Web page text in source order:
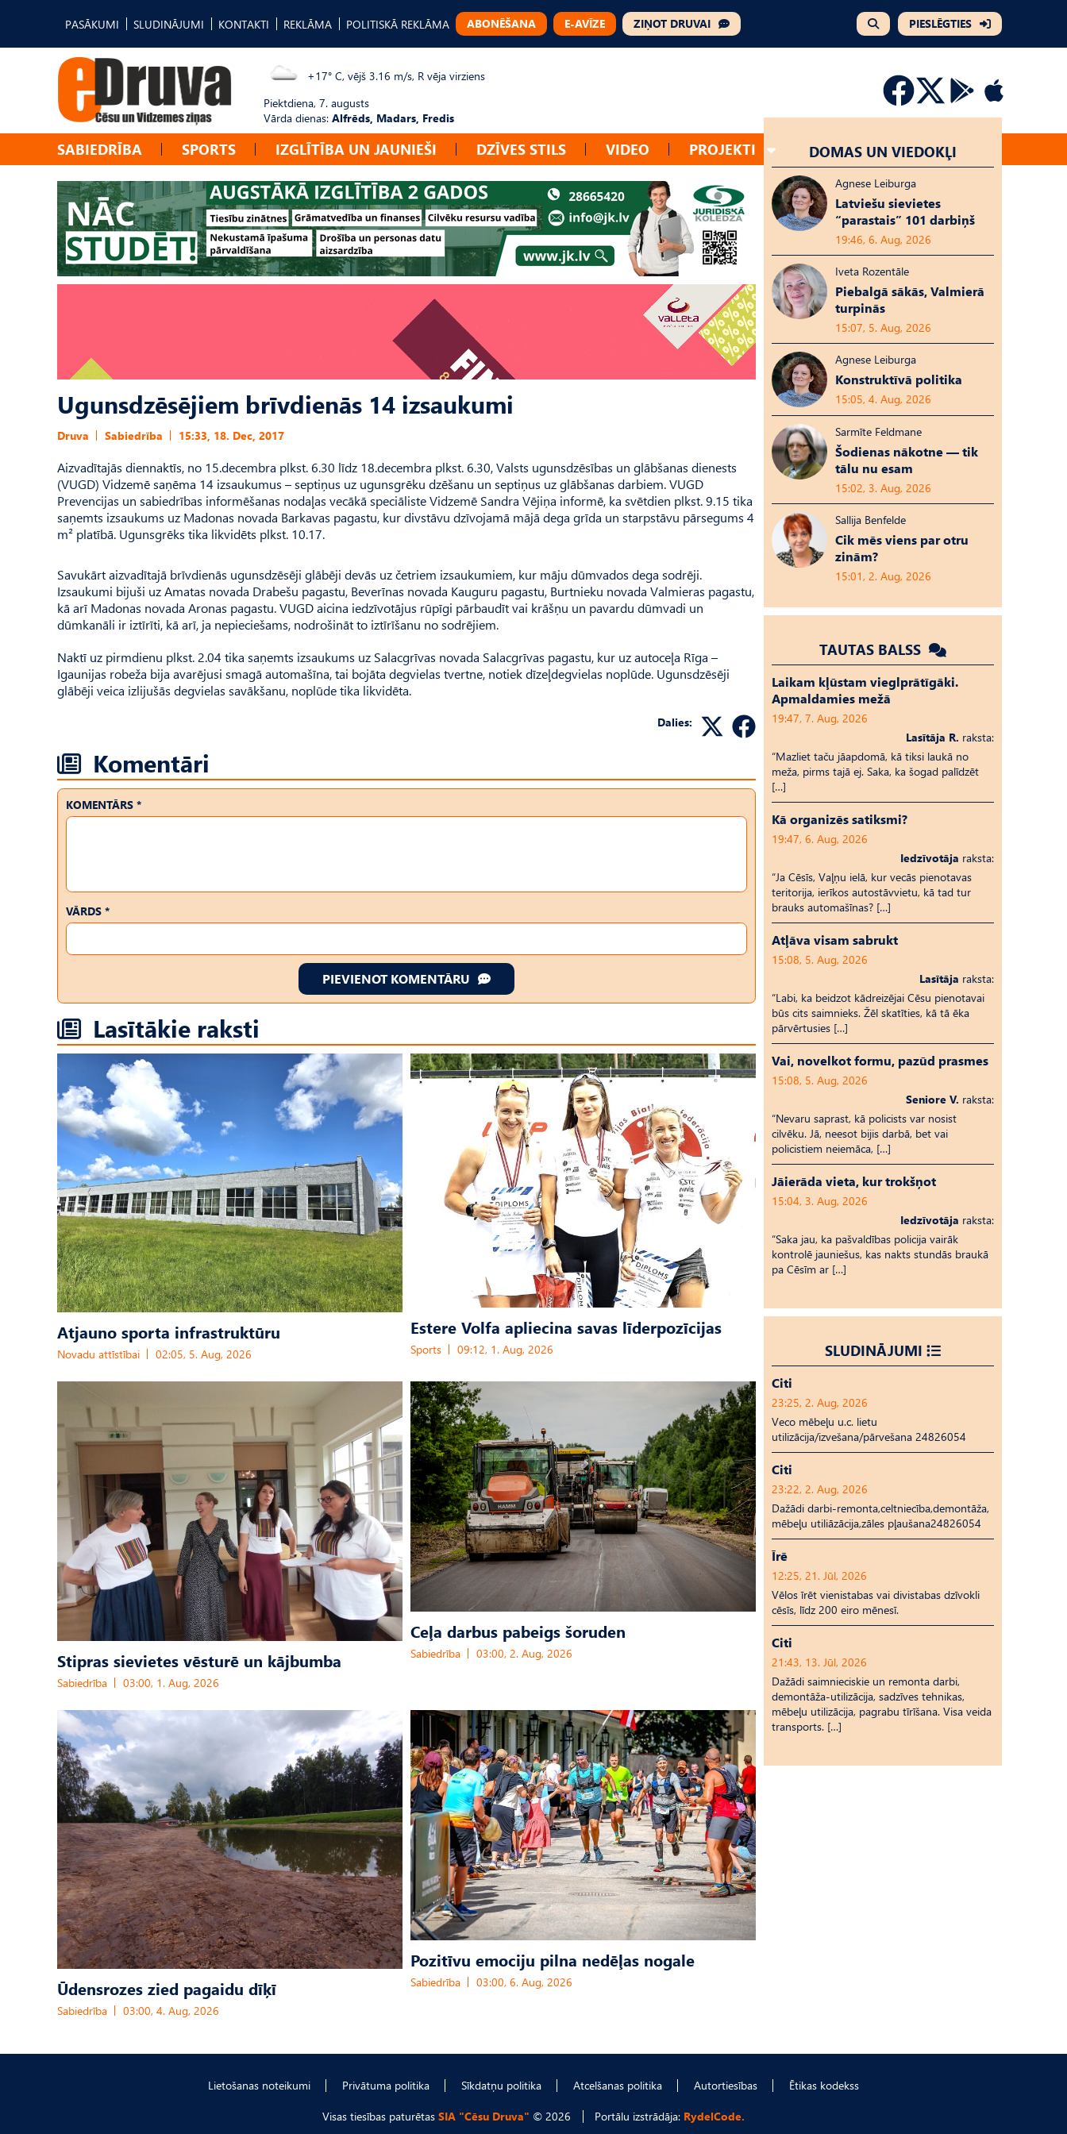
PASĀKUMI SLUDINĀJUMI KONTAKTI REKLĀMA POLITISKĀ REKLĀMA ABONĒŠANA E-AVĪZE ZIŅOT DRUVAI PIESLĒGTIES
+17° C, vējš 3.16 m/s, R vēja virziens
Piektdiena, 7. augusts
Vārda dienas: Alfrēds, Madars, Fredis
SABIEDRĪBA SPORTS IZGLĪTĪBA UN JAUNIEŠI DZĪVES STILS VIDEO PROJEKTI
Ugunsdzēsējiem brīvdienās 14 izsaukumi
Druva Sabiedrība 15:33, 18. Dec, 2017
Aizvadītajās diennaktīs, no 15.decembra plkst. 6.30 līdz 18.decembra plkst. 6.30, Valsts ugunsdzēsības un glābšanas dienests
(VUGD) Vidzemē saņēma 14 izsaukumus – septiņus uz ugunsgrēku dzēšanu un septiņus uz glābšanas darbiem. VUGD
Prevencijas un sabiedrības informēšanas nodaļas vecākā speciāliste Vidzemē Sandra Vējiņa informē, ka svētdien plkst. 9.15 tika
saņemts izsaukums uz Madonas novada Barkavas pagastu, kur divstāvu dzīvojamā mājā dega grīda un starpstāvu pārsegums 4
m² platībā. Ugunsgrēks tika likvidēts plkst. 10.17.
Savukārt aizvadītajā brīvdienās ugunsdzēsēji glābēji devās uz četriem izsaukumiem, kur māju dūmvados dega sodrēji.
Izsaukumi bijuši uz Amatas novada Drabešu pagastu, Beverīnas novada Kauguru pagastu, Burtnieku novada Valmieras pagastu,
kā arī Madonas novada Aronas pagastu. VUGD aicina iedzīvotājus rūpīgi pārbaudīt vai krāšņu un pavardu dūmvadi un
dūmkanāli ir iztīrīti, kā arī, ja nepieciešams, nodrošināt to iztīrīšanu no sodrējiem.
Naktī uz pirmdienu plkst. 2.04 tika saņemts izsaukums uz Salacgrīvas novada Salacgrīvas pagastu, kur uz autoceļa Rīga –
Igaunijas robeža bija avarējusi smagā automašīna, tai bojāta degvielas tvertne, notiek dīzeļdegvielas noplūde. Ugunsdzēsēji
glābēji veica izlijušās degvielas savākšanu, noplūde tika likvidēta.
Dalies:
Komentāri
KOMENTĀRS *
VĀRDS *
PIEVIENOT KOMENTĀRU
Lasītākie raksti
Atjauno sporta infrastruktūru
Novadu attīstībai 02:05, 5. Aug, 2026
Estere Volfa apliecina savas līderpozīcijas
Sports 09:12, 1. Aug, 2026
Stipras sievietes vēsturē un kājbumba
Sabiedrība 03:00, 1. Aug, 2026
Ceļa darbus pabeigs šoruden
Sabiedrība 03:00, 2. Aug, 2026
Ūdensrozes zied pagaidu dīķī
Sabiedrība 03:00, 4. Aug, 2026
Pozitīvu emociju pilna nedēļas nogale
Sabiedrība 03:00, 6. Aug, 2026
DOMAS UN VIEDOKĻI
Agnese Leiburga
Latviešu sievietes
“parastais” 101 darbiņš
19:46, 6. Aug, 2026
Iveta Rozentāle
Piebalgā sākās, Valmierā
turpinās
15:07, 5. Aug, 2026
Agnese Leiburga
Konstruktīvā politika
15:05, 4. Aug, 2026
Sarmīte Feldmane
Šodienas nākotne — tik
tālu nu esam
15:02, 3. Aug, 2026
Sallija Benfelde
Cik mēs viens par otru
zinām?
15:01, 2. Aug, 2026
TAUTAS BALSS
Laikam kļūstam vieglprātīgāki.
Apmaldamies mežā
19:47, 7. Aug, 2026
Lasītāja R. raksta:
“Mazliet taču jāapdomā, kā tiksi laukā no
meža, pirms tajā ej. Saka, ka šogad palīdzēt
[…]
Kā organizēs satiksmi?
19:47, 6. Aug, 2026
Iedzīvotāja raksta:
“Ja Cēsīs, Vaļņu ielā, kur vecās pienotavas
teritorija, ierīkos autostāvvietu, kā tad tur
brauks automašīnas? […]
Atļāva visam sabrukt
15:08, 5. Aug, 2026
Lasītāja raksta:
“Labi, ka beidzot kādreizējai Cēsu pienotavai
būs cits saimnieks. Žēl skatīties, kā tā ēka
pārvērtusies […]
Vai, novelkot formu, pazūd prasmes
15:08, 5. Aug, 2026
Seniore V. raksta:
“Nevaru saprast, kā policists var nosist
cilvēku. Jā, neesot bijis darbā, bet vai
policistiem neiemāca, […]
Jāierāda vieta, kur trokšņot
15:04, 3. Aug, 2026
Iedzīvotāja raksta:
“Saka jau, ka pašvaldības policija vairāk
kontrolē jauniešus, kas nakts stundās braukā
pa Cēsīm ar […]
SLUDINĀJUMI
Citi
23:25, 2. Aug, 2026
Veco mēbeļu u.c. lietu
utilizācija/izvešana/pārvešana 24826054
Citi
23:22, 2. Aug, 2026
Dažādi darbi-remonta,celtniecība,demontāža,
mēbeļu utiliāzācija,zāles pļaušana24826054
Īrē
12:25, 21. Jūl, 2026
Vēlos īrēt vienistabas vai divistabas dzīvokli
cēsīs, līdz 200 eiro mēnesī.
Citi
21:43, 13. Jūl, 2026
Dažādi saimnieciskie un remonta darbi,
demontāža-utilizācija, sadzīves tehnikas,
mēbeļu utilizācija, pagrabu tīrīšana. Visa veida
transports. […]
Lietošanas noteikumi Privātuma politika Sīkdatņu politika Atcelšanas politika Autortiesības Ētikas kodekss
Visas tiesības paturētas SIA "Cēsu Druva" © 2026 Portālu izstrādāja: RydelCode.